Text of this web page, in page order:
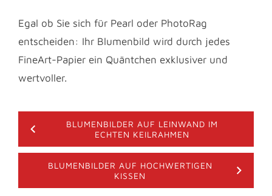
Egal ob Sie sich für Pearl oder PhotoRag
entscheiden: Ihr Blumenbild wird durch jedes
FineArt-Papier ein Quäntchen exklusiver und
wertvoller.
BLUMENBILDER AUF LEINWAND IM
ECHTEN KEILRAHMEN
BLUMENBILDER AUF HOCHWERTIGEN
KISSEN